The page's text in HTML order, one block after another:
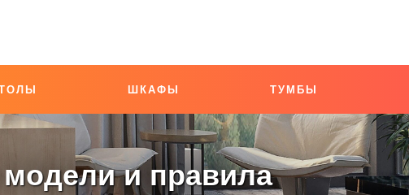
ШКАФЫ ТУМБЫ
и правила